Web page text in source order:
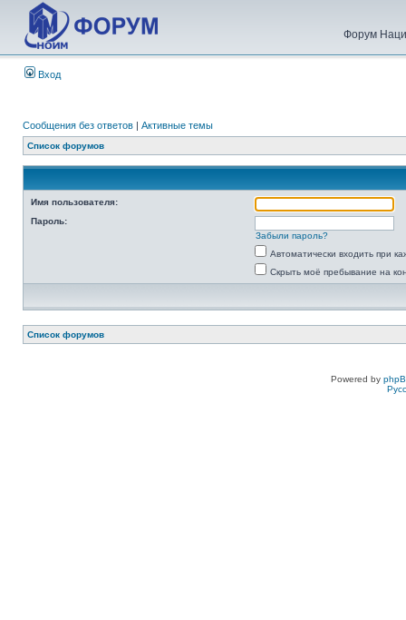
Форум
Вход
Сообщения без ответов | Активные темы
Список форумов
Имя пользователя:
Пароль:
Забыли пароль?
Автоматически входить при
Скрыть моё пребывание на
Список форумов
Powered by